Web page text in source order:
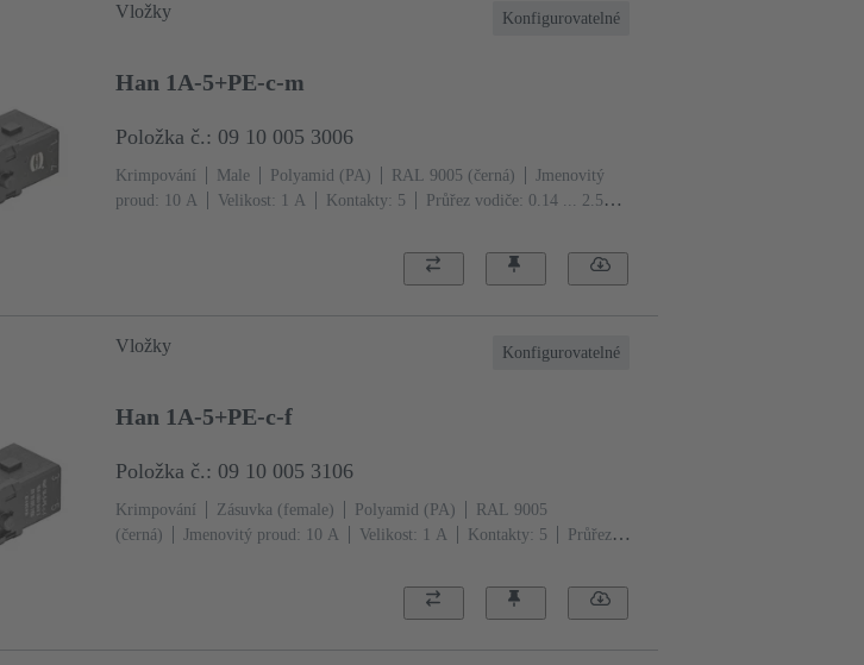
Konfigurovatelné
Vložky
Han 1A-5+PE-c-m
Položka č.: 09 10 005 3006
Krimpování Male Polyamid (PA) RAL 9005 (černá)
Jmenovitý
proud: ‌10 A
Velikost: 1 A Kontakty: 5
Průřez vodiče: 0.14 ... 2.5
Konfigurovatelné
Vložky
Han 1A-5+PE-c-f
Položka č.: 09 10 005 3106
Krimpování Zásuvka (female) Polyamid (PA)
RAL 9005
(černá)
Jmenovitý proud: ‌10 A Velikost: 1 A Kontakty: 5
Průřez